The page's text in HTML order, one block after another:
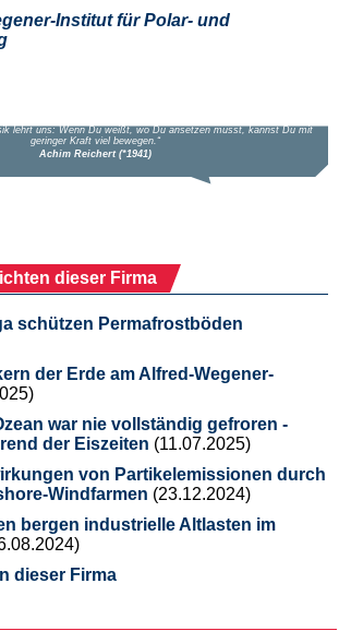
Institut für Polar- und
dieser Firma
schützen Permafrostböden
der Erde am Alfred-Wegener-
war nie vollständig gefroren -
der Eiszeiten (11.07.2025)
von Partikelemissionen durch
Windfarmen (23.12.2024)
bergen industrielle Altlasten im
dieser Firma